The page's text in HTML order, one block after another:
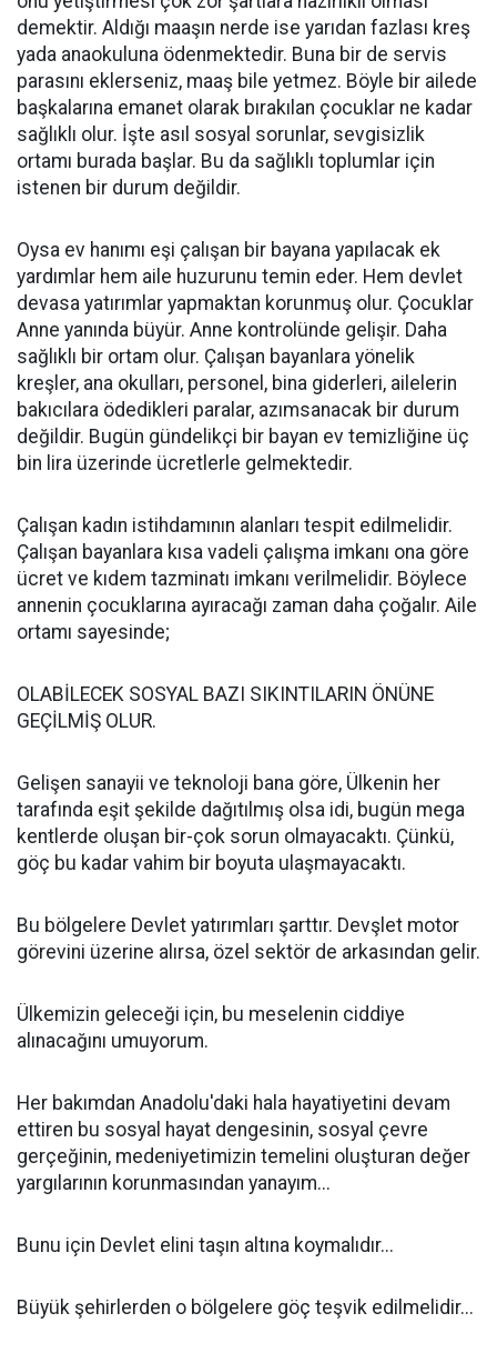
demektir. Aldığı maaşın nerde ise yarıdan fazlası kreş
yada anaokuluna ödenmektedir. Buna bir de servis
parasını eklerseniz, maaş bile yetmez. Böyle bir ailede
başkalarına emanet olarak bırakılan çocuklar ne kadar
sağlıklı olur. İşte asıl sosyal sorunlar, sevgisizlik
ortamı burada başlar. Bu da sağlıklı toplumlar için
istenen bir durum değildir.
Oysa ev hanımı eşi çalışan bir bayana yapılacak ek
yardımlar hem aile huzurunu temin eder. Hem devlet
devasa yatırımlar yapmaktan korunmuş olur. Çocuklar
Anne yanında büyür. Anne kontrolünde gelişir. Daha
sağlıklı bir ortam olur. Çalışan bayanlara yönelik
kreşler, ana okulları, personel, bina giderleri, ailelerin
bakıcılara ödedikleri paralar, azımsanacak bir durum
değildir. Bugün gündelikçi bir bayan ev temizliğine üç
bin lira üzerinde ücretlerle gelmektedir.
Çalışan kadın istihdamının alanları tespit edilmelidir.
Çalışan bayanlara kısa vadeli çalışma imkanı ona göre
ücret ve kıdem tazminatı imkanı verilmelidir. Böylece
annenin çocuklarına ayıracağı zaman daha çoğalır. Aile
ortamı sayesinde;
OLABİLECEK SOSYAL BAZI SIKINTILARIN ÖNÜNE
GEÇİLMİŞ OLUR.
Gelişen sanayii ve teknoloji bana göre, Ülkenin her
tarafında eşit şekilde dağıtılmış olsa idi, bugün mega
kentlerde oluşan bir-çok sorun olmayacaktı. Çünkü,
göç bu kadar vahim bir boyuta ulaşmayacaktı.
Bu bölgelere Devlet yatırımları şarttır. Devşlet motor
görevini üzerine alırsa, özel sektör de arkasından gelir.
Ülkemizin geleceği için, bu meselenin ciddiye
alınacağını umuyorum.
Her bakımdan Anadolu'daki hala hayatiyetini devam
ettiren bu sosyal hayat dengesinin, sosyal çevre
gerçeğinin, medeniyetimizin temelini oluşturan değer
yargılarının korunmasından yanayım...
Bunu için Devlet elini taşın altına koymalıdır...
Büyük şehirlerden o bölgelere göç teşvik edilmelidir...